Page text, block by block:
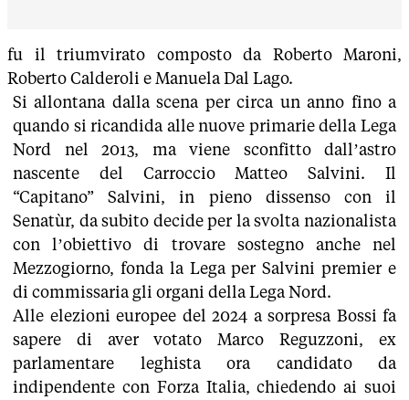
fu il triumvirato composto da Roberto Maroni,
Roberto Calderoli e Manuela Dal Lago.
Si allontana dalla scena per circa un anno fino a
quando si ricandida alle nuove primarie della Lega
Nord nel 2013, ma viene sconfitto dall’astro
nascente del Carroccio Matteo Salvini. Il
“Capitano” Salvini, in pieno dissenso con il
Senatùr, da subito decide per la svolta nazionalista
con l’obiettivo di trovare sostegno anche nel
Mezzogiorno, fonda la Lega per Salvini premier e
di commissaria gli organi della Lega Nord.
Alle elezioni europee del 2024 a sorpresa Bossi fa
sapere di aver votato Marco Reguzzoni, ex
parlamentare leghista ora candidato da
indipendente con Forza Italia, chiedendo ai suoi